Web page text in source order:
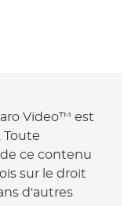
Video™ est
Toute
ce contenu
sur le droit
d'autres